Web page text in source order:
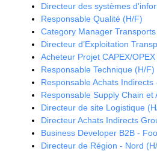
Directeur des systèmes
Responsable Qualité (H/F)
Category Manager
Directeur d’Exploitation
Acheteur Projet CAPEX/
Responsable Technique (H/F)
Responsable Achats Indirects
Responsable Supply Chain et
Directeur de site Logistique
Directeur Achats Indirects
Business Developer B2B -
Directeur de Région - Nord